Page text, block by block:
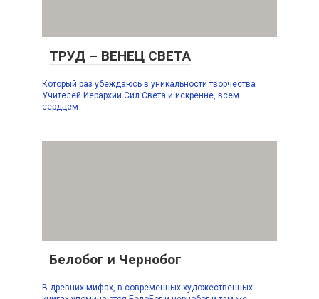
ТРУД – ВЕНЕЦ СВЕТА
Который раз убеждаюсь в уникальности творчества
Учителей Иерархии Сил Света и искренне, всем
сердцем
Белобог и Чернобог
В древних мифах, в современных художественных